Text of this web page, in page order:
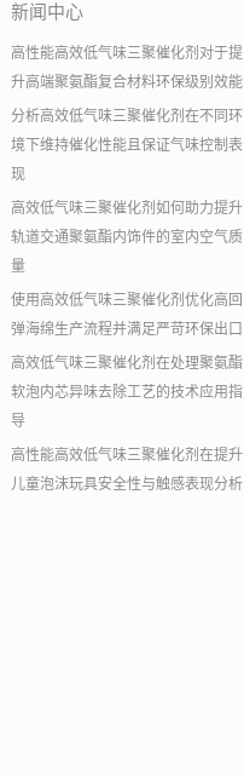
新闻中心
高性能高效低气味三聚催化剂对于提
升高端聚氨酯复合材料环保级别效能
分析高效低气味三聚催化剂在不同环
境下维持催化性能且保证气味控制表
现
高效低气味三聚催化剂如何助力提升
轨道交通聚氨酯内饰件的室内空气质
量
使用高效低气味三聚催化剂优化高回
弹海绵生产流程并满足严苛环保出口
高效低气味三聚催化剂在处理聚氨酯
软泡内芯异味去除工艺的技术应用指
导
高性能高效低气味三聚催化剂在提升
儿童泡沫玩具安全性与触感表现分析